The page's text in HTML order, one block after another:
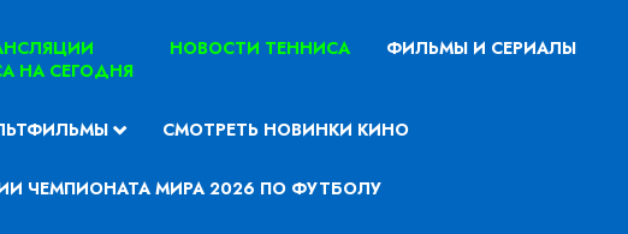
НА СЕГОДНЯ
НОВОСТИ ТЕННИСА ФИЛЬМЫ И СЕРИАЛЫ
СМОТРЕТЬ НОВИНКИ КИНО
ЧЕМПИОНАТА МИРА 2026 ПО ФУТБОЛУ